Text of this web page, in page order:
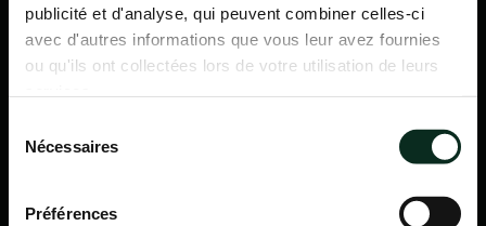
publicité et d'analyse, qui peuvent combiner celles-ci
avec d'autres informations que vous leur avez fournies
ou qu'ils ont collectées lors de votre utilisation de leurs
Nécessaires
Préférences